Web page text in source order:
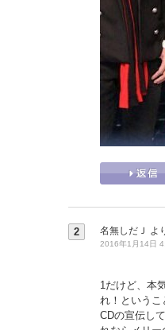
2 名無しだＪ よ
2016年1月14日
1だけど、本
れ！というこ
CDの宣伝し